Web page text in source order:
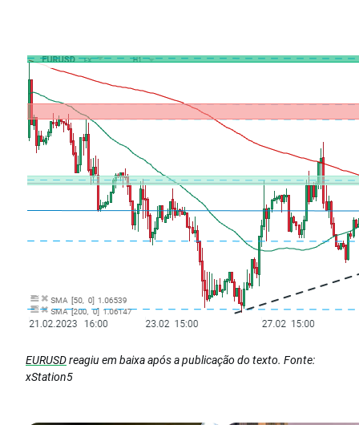
EURUSDreagiu em baixa após a publicação do texto. Fonte:
xStation5